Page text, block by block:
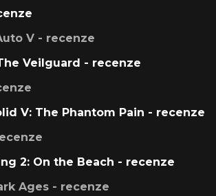
V - recenze
Veilguard - recenze
V: The Phantom Pain - recenze
2: On the Beach - recenze
Ages - recenze